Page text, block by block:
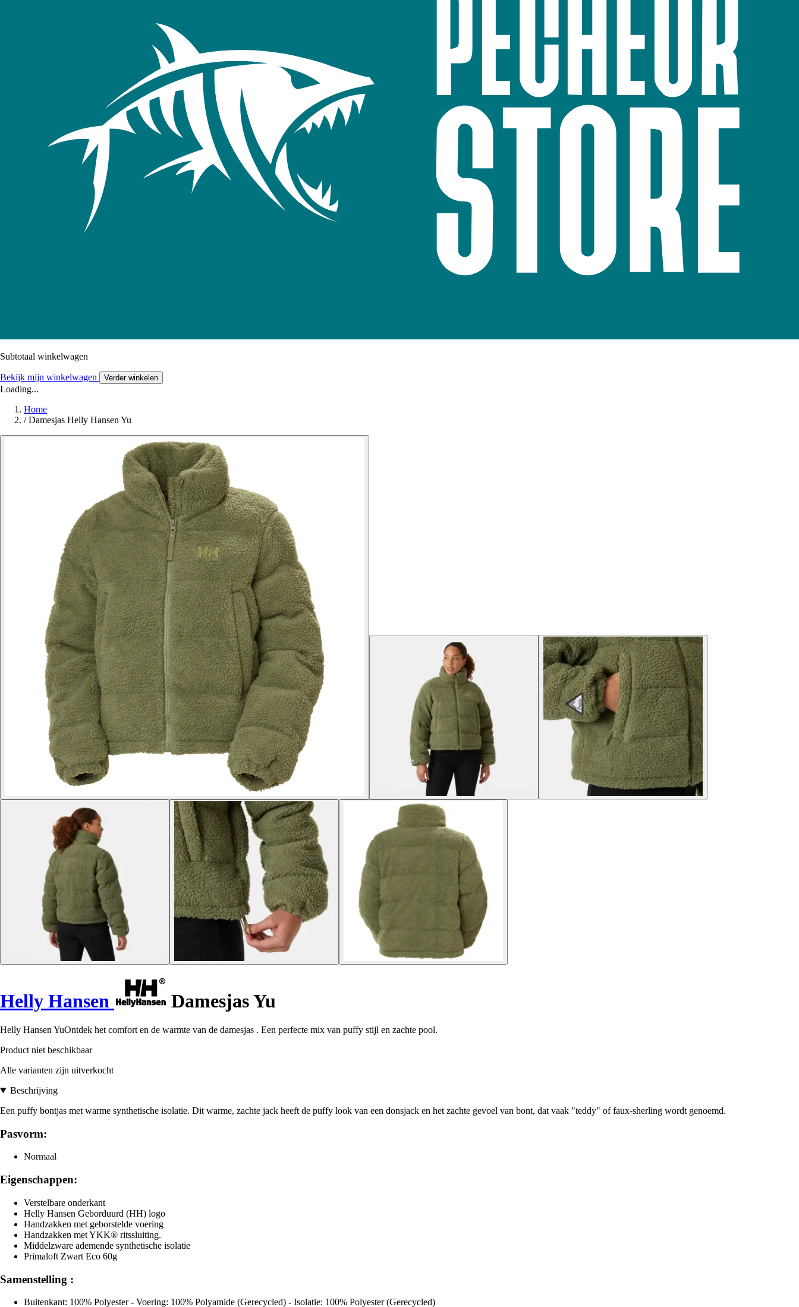
Subtotaal winkelwagen
Bekijk mijn winkelwagen Verder winkelen
Loading...
Home
/ Damesjas Helly Hansen Yu
Helly Hansen Damesjas Yu
Helly Hansen YuOntdek het comfort en de warmte van de damesjas . Een perfecte mix van puffy stijl en zachte pool.
Product niet beschikbaar
Alle varianten zijn uitverkocht
Beschrijving
Een puffy bontjas met warme synthetische isolatie. Dit warme, zachte jack heeft de puffy look van een donsjack en het zachte gevoel van bont, dat vaak "teddy" of faux-sherling wordt genoemd.
Pasvorm:
Normaal
Eigenschappen:
Verstelbare onderkant
Helly Hansen Geborduurd (HH) logo
Handzakken met geborstelde voering
Handzakken met YKK® ritssluiting.
Middelzware ademende synthetische isolatie
Primaloft Zwart Eco 60g
Samenstelling :
Buitenkant: 100% Polyester - Voering: 100% Polyamide (Gerecycled) - Isolatie: 100% Polyester (Gerecycled)